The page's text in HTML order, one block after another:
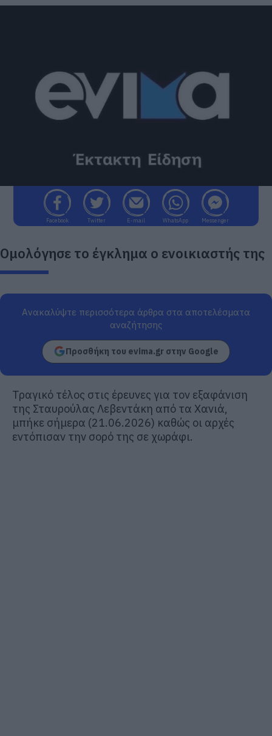
Facebook Twitter E-mail WhatsApp Messenger
Ομολόγησε το έγκλημα ο ενοικιαστής της
Ανακαλύψτε περισσότερα άρθρα στα αποτελέσματα
αναζήτησης
Προσθήκη του evima.gr στην Google
Τραγικό τέλος στις έρευνες για τον εξαφάνιση
της Σταυρούλας Λεβεντάκη από τα Χανιά,
μπήκε σήμερα (21.06.2026) καθώς οι αρχές
εντόπισαν την σορό της σε χωράφι.